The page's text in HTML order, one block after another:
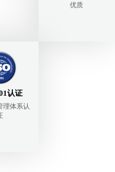
优质
认证
理体系认